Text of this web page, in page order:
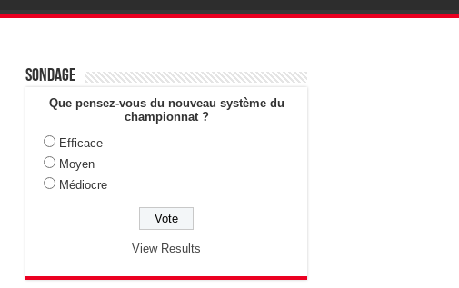
Sondage
Que pensez-vous du nouveau système du
championnat ?
Efficace
Moyen
Médiocre
View Results